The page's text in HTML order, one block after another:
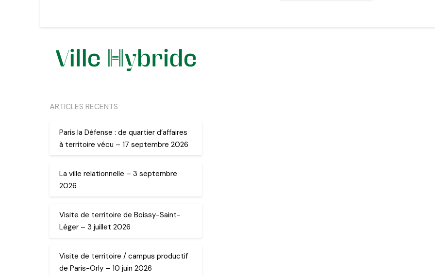
ARTICLES RECENTS
Paris la Défense : de quartier d’affaires
à territoire vécu – 17 septembre 2026
La ville relationnelle – 3 septembre
2026
Visite de territoire de Boissy-Saint-
Léger – 3 juillet 2026
Visite de territoire / campus productif
de Paris-Orly – 10 juin 2026